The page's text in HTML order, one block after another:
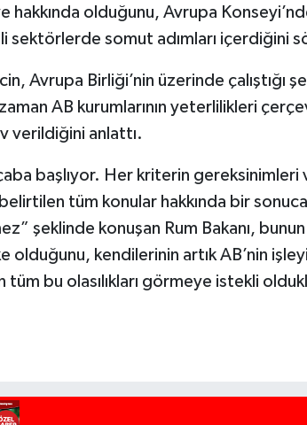
hakkında olduğunu, Avrupa
sektörlerde somut adımları içerdiğini
Avrupa Birliği’nin üzerinde çalıştığı
AB kurumlarının yeterlilikleri
verildiğini anlattı.
başlıyor. Her kriterin gereksinimleri
tüm konular hakkında bir
şeklinde konuşan Rum Bakanı,
olduğunu, kendilerinin artık AB’nin
tüm bu olasılıkları görmeye istekli